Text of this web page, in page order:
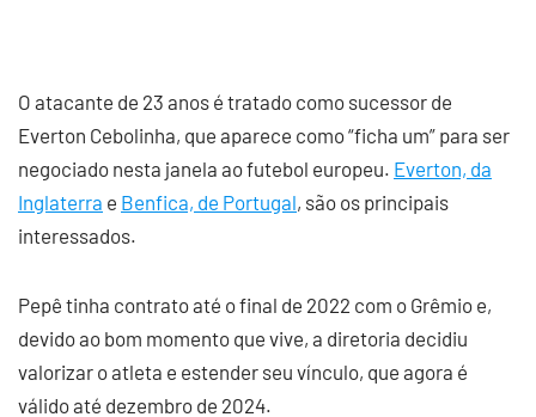
O atacante de 23 anos é tratado como sucessor de
Everton Cebolinha, que aparece como “ficha um” para ser
negociado nesta janela ao futebol europeu. Everton, da
Inglaterra e Benfica, de Portugal, são os principais
interessados.
Pepê tinha contrato até o final de 2022 com o Grêmio e,
devido ao bom momento que vive, a diretoria decidiu
valorizar o atleta e estender seu vínculo, que agora é
válido até dezembro de 2024.